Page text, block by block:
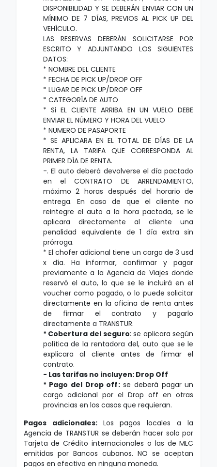
DISPONIBILIDAD Y SE DEBERÁN ENVIAR CON UN
MÍNIMO DE 7 DÍAS, PREVIOS AL PICK UP DEL
VEHÍCULO.
LAS RESERVAS DEBERÁN SOLICITARSE POR
ESCRITO Y ADJUNTANDO LOS SIGUIENTES
DATOS:
* NOMBRE DEL CLIENTE
* FECHA DE PICK UP/DROP OFF
* LUGAR DE PICK UP/DROP OFF
* CATEGORÍA DE AUTO
* Si EL CLIENTE ARRIBA EN UN VUELO DEBE
ENVIAR EL NÚMERO Y HORA DEL VUELO
* NUMERO DE PASAPORTE
* SE APLICARA EN EL TOTAL DE DÍAS DE LA
RENTA, LA TARIFA QUE CORRESPONDA AL
PRIMER DÍA DE RENTA.
-. El auto deberá devolverse el día pactado
en el CONTRATO DE ARRENDAMIENTO,
máximo 2 horas después del horario de
entrega. En caso de que el cliente no
reintegre el auto a la hora pactada, se le
aplicara directamente al cliente una
penalidad equivalente de 1 día extra sin
prórroga.
* El chofer adicional tiene un cargo de 3 usd
x día. Ha informar, confirmar y pagar
previamente a la Agencia de Viajes donde
reservó el auto, lo que se le incluirá en el
voucher como pagado, o lo puede solicitar
directamente en la oficina de renta antes
de firmar el contrato y pagarlo
directamente a TRANSTUR.
* Cobertura del seguro: se aplicara según
política de la rentadora del, auto que se le
explicara al cliente antes de firmar el
contrato.
- Las tarifas no incluyen:Drop Off
*Pago del Drop off:se deberá pagar un
cargo adicional por el Drop off en otras
provincias en los casos que requieran.
Pagos adicionales: Los pagos locales a la
Agencia de TRANSTUR se deberán hacer solo por
Tarjeta de Crédito internacionales o las de MLC
emitidas por Bancos cubanos. NO se aceptan
pagos en efectivo en ninguna moneda.